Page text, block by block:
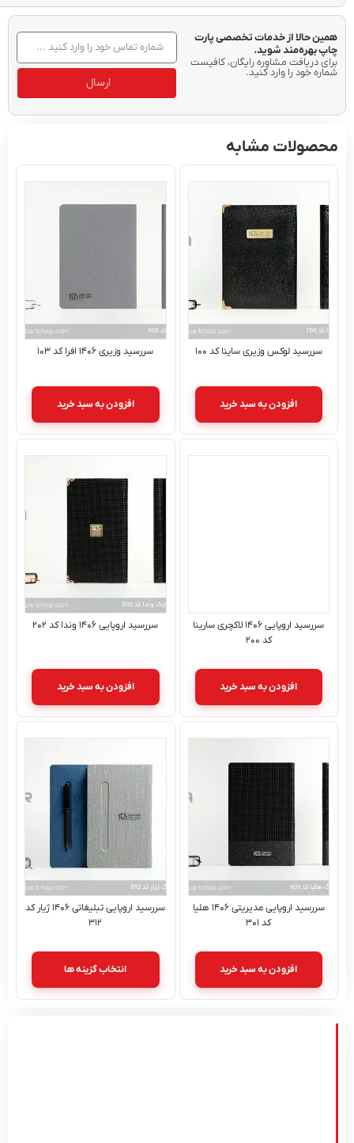
از خدمات تخصصی پارت
شوید.
مشاوره رایگان، کافیست
را وارد کنید.
مشابه
لوکس وزیری ساینا کد ۱۰۰
افزودن به سبد خرید
سررسید وزیری ۱۴۰۶ افرا کد ۱۰۳
افزودن به سبد خرید
سررسید اروپایی ۱۴۰۶ لاکچری سارینا
افزودن به سبد خرید
سررسید اروپایی ۱۴۰۶ وندا کد ۲۰۲
افزودن به سبد خرید
سررسید اروپایی مدیریتی ۱۴۰۶ هلیا
افزودن به سبد خرید
سررسید اروپایی تبلیغاتی ۱۴۰۶ ژیار کد
انتخاب گزینه ها